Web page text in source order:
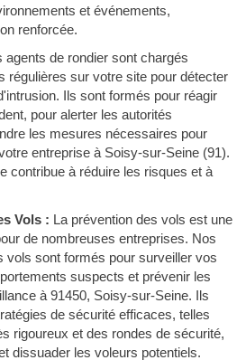
et événements,
renforcée.
agents de rondier sont chargés
régulières sur votre site pour détecter
Ils sont formés pour réagir
pour alerter les autorités
les mesures nécessaires pour
entreprise à Soisy-sur-Seine (91).
contribue à réduire les risques et à
Vols : La prévention des vols est une
de nombreuses entreprises. Nos
vols sont formés pour surveiller vos
suspects et prévenir les
à 91450, Soisy-sur-Seine. Ils
de sécurité efficaces, telles
rigoureux et des rondes de sécurité,
dissuader les voleurs potentiels.